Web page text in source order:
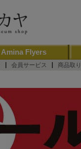
Amina Flyers
商品取
会員サービス